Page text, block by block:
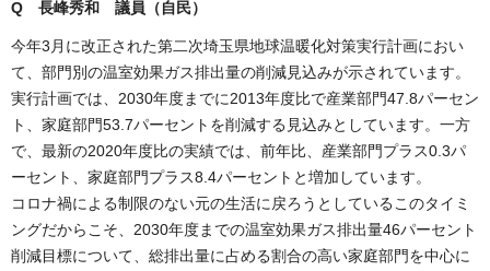
Q 長峰秀和 議員（自民）
今年3月に改正された第二次埼玉県地球温暖化対策実行計画におい
て、部門別の温室効果ガス排出量の削減見込みが示されています。
実行計画では、2030年度までに2013年度比で産業部門47.8パーセン
ト、家庭部門53.7パーセントを削減する見込みとしています。一方
で、最新の2020年度比の実績では、前年比、産業部門プラス0.3パ
ーセント、家庭部門プラス8.4パーセントと増加しています。
コロナ禍による制限のない元の生活に戻ろうとしているこのタイミ
ングだからこそ、2030年度までの温室効果ガス排出量46パーセント
削減目標について、総排出量に占める割合の高い家庭部門を中心に